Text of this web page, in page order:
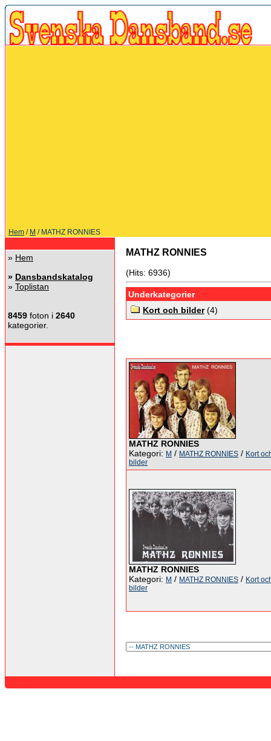
Hem / M / MATHZ RONNIES
» Hem
» Dansbandskatalog
» Toplistan
8459 foton i 2640
kategorier.
MATHZ RONNIES
(Hits: 6936)
Underkategorier
Kort och bilder(4)
MATHZ RONNIES
Kategori: M / MATHZ RONNIES / Kort
bilder
MATHZ RONNIES
Kategori: M / MATHZ RONNIES / Kort
bilder